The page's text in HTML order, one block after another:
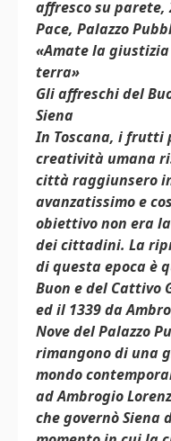
affresco su parete,
Pace, Palazzo
«Amate la
terra»
Gli affreschi del
Siena
In Toscana, i frutti
creatività umana
città raggiunsero
avanzatissimo e
obiettivo non era
dei cittadini. La
di questa epoca è
Buon e del Cattivo
ed il 1339 da
Nove del Palazzo
rimangono di una
mondo
ad Ambrogio
che governò Siena